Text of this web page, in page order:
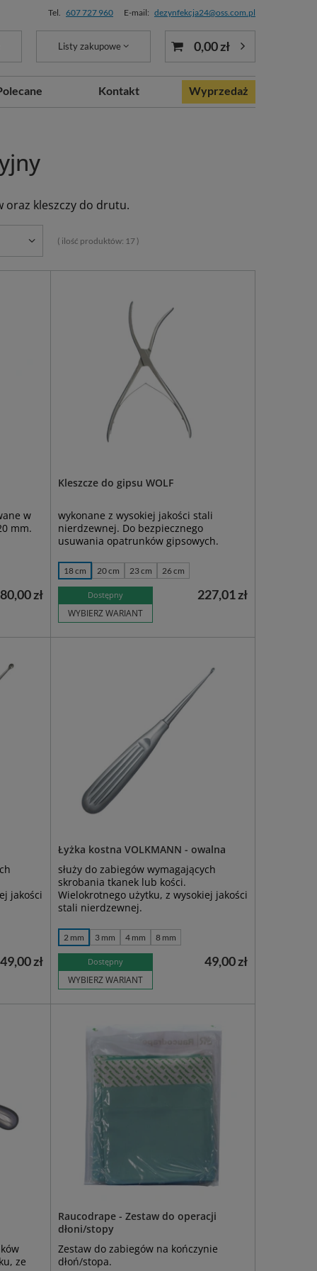
Tel. 607 727 960 E-mail: dezynfekcja24@oss.com.pl
Listy zakupowe 0,00 zł
Kontakt Wyprzedaż
oraz kleszczy do drutu.
( ilość produktów: 17)
w
mm.
zł
Kleszcze do gipsu WOLF
wykonane z wysokiej jakości stali
nierdzewnej. Do bezpiecznego
usuwania opatrunków gipsowych.
18 cm 20 cm 23 cm 26 cm
Dostępny
WYBIERZ WARIANT
227,01 zł
jakości
49,00 zł
Łyżka kostna VOLKMANN - owalna
służy do zabiegów wymagających
skrobania tkanek lub kości.
Wielokrotnego użytku, z wysokiej jakości
stali nierdzewnej.
2 mm 3 mm 4 mm 8 mm
Dostępny
WYBIERZ WARIANT
49,00 zł
ze
Raucodrape - Zestaw do operacji
dłoni/stopy
Zestaw do zabiegów na kończynie
dłoń/stopa.